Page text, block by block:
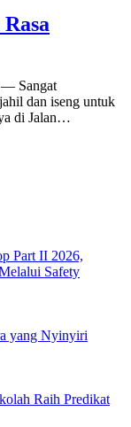
Sangat
dan iseng untuk
di Jalan…
Part II 2026,
Safety
yang Nyinyiri
Raih Predikat